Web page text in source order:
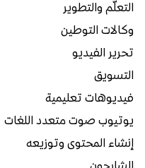
التعلّم والتطوير
وكالات التوطين
تحرير الفيديو
التسويق
فيديوهات تعليمية
يوتيوب صوت متعدد اللغات
إنشاء المحتوى وتوزيعه
الشارحون